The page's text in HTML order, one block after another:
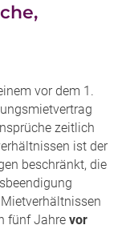
vor dem 1.
zeitlich
ist der
beschränkt, die
fünf Jahre vor